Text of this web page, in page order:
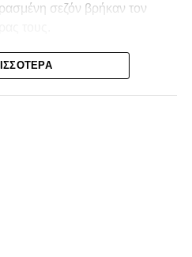
σεζόν βρήκαν τον
και τον Χρυσόστομο
μαζί την ποδοσφαιρική
Αναβύσσου, με τον σύλλογο